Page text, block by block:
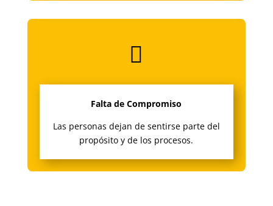

Falta de Compromiso
Las personas dejan de sentirse parte del
propósito y de los procesos.